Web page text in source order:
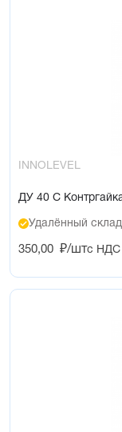
INNOLEVEL
ДУ 40 С
Удалённый
350,00 ₽/штс НДС